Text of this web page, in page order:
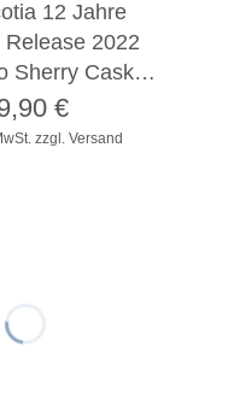
12 Jahre
Release 2022
Sherry Cask…
zzgl. Versand
€